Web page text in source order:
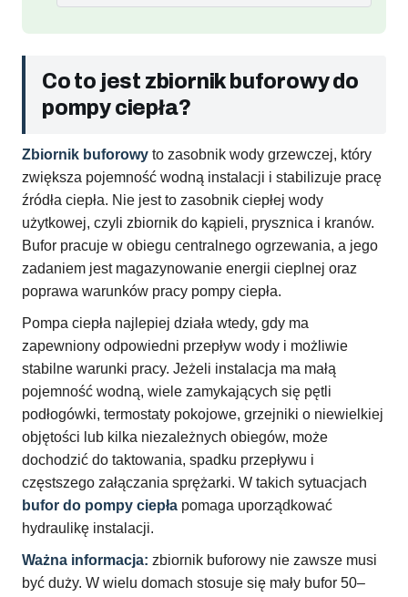
Co to jest zbiornik buforowy do
pompy ciepła?
Zbiornik buforowy to zasobnik wody grzewczej, który
zwiększa pojemność wodną instalacji i stabilizuje pracę
źródła ciepła. Nie jest to zasobnik ciepłej wody
użytkowej, czyli zbiornik do kąpieli, prysznica i kranów.
Bufor pracuje w obiegu centralnego ogrzewania, a jego
zadaniem jest magazynowanie energii cieplnej oraz
poprawa warunków pracy pompy ciepła.
Pompa ciepła najlepiej działa wtedy, gdy ma
zapewniony odpowiedni przepływ wody i możliwie
stabilne warunki pracy. Jeżeli instalacja ma małą
pojemność wodną, wiele zamykających się pętli
podłogówki, termostaty pokojowe, grzejniki o niewielkiej
objętości lub kilka niezależnych obiegów, może
dochodzić do taktowania, spadku przepływu i
częstszego załączania sprężarki. W takich sytuacjach
bufor do pompy ciepła pomaga uporządkować
hydraulikę instalacji.
Ważna informacja: zbiornik buforowy nie zawsze musi
być duży. W wielu domach stosuje się mały bufor 50–